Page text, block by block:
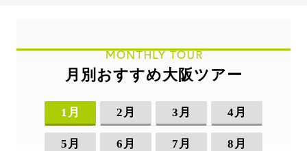
MONTHLY TOUR
月別おすすめ大阪ツアー
1月 2月 3月 4月
5月 6月 7月 8月